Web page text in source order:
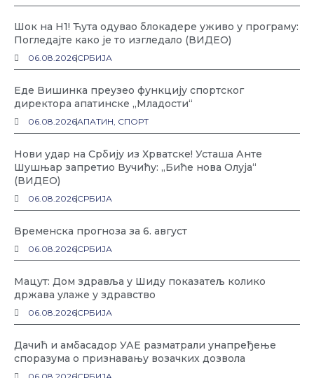
Шок на Н1! Ћута одувао блокадере уживо у програму:
Погледајте како је то изгледало (ВИДЕО)
06.08.2026СРБИЈА
Еде Вишинка преузео функцију спортског
директора апатинске „Младости“
06.08.2026АПАТИН, СПОРТ
Нови удар на Србију из Хрватске! Усташа Анте
Шушњар запретио Вучићу: „Биће нова Олуја“
(ВИДЕО)
06.08.2026СРБИЈА
Временска прогноза за 6. август
06.08.2026СРБИЈА
Мацут: Дом здравља у Шиду показатељ колико
држава улаже у здравство
06.08.2026СРБИЈА
Дачић и амбасадор УАЕ разматрали унапређење
споразума о признавању возачких дозвола